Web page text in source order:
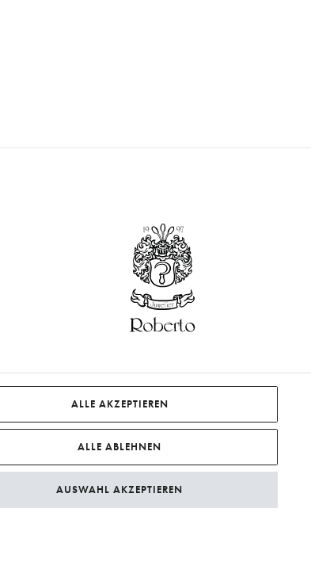
Versandkosten
ALLE AKZEPTIEREN
ALLE ABLEHNEN
AUSWAHL AKZEPTIEREN